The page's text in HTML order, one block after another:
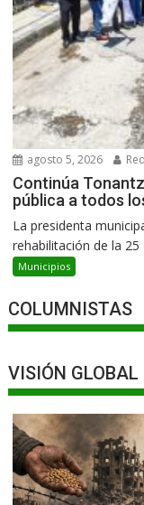
agosto 5, 2026
Continúa
pública a todos
La presidenta
rehabilitación de la 25
Municipios
COLUMNISTAS
VISIÓN GLOBAL